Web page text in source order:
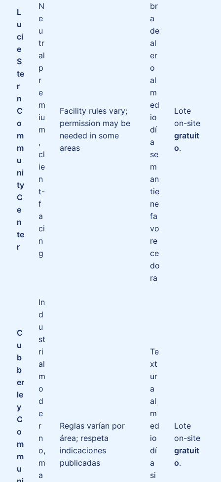
L
u
ci
e
S
te
r
n
C
o
m
m
u
ni
ty
C
e
n
te
r
N
e
u
tr
al
p
r
e
m
iu
m
,
cl
ie
n
t-
f
a
ci
n
g
Facility rules vary;
permission may be
needed in some
areas
br
a
de
al
er
o
al
m
ed
io
dí
a
se
m
an
tie
ne
fa
vo
re
ce
do
ra
Lote
on-site
gratuit
o.
C
u
b
b
er
le
y
C
o
m
m
u
In
d
u
st
ri
al
m
o
d
e
r
n
o,
m
a
Reglas varían por
área; respeta
indicaciones
publicadas
Te
xt
ur
a
al
m
ed
io
dí
a
si
Lote
on-site
gratuit
o.